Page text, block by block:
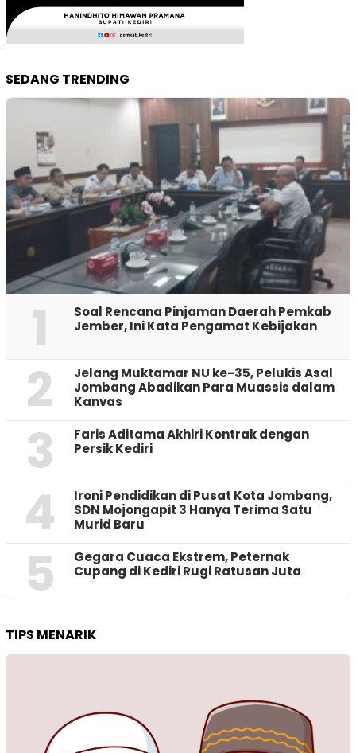
SEDANG TRENDING
1
‎Soal Rencana Pinjaman Daerah Pemkab
Jember, Ini Kata Pengamat Kebijakan ‎
2
Jelang Muktamar NU ke-35, Pelukis Asal
Jombang Abadikan Para Muassis dalam
Kanvas
3
Faris Aditama Akhiri Kontrak dengan
Persik Kediri
4
Ironi Pendidikan di Pusat Kota Jombang,
SDN Mojongapit 3 Hanya Terima Satu
Murid Baru
5
‎Gegara Cuaca Ekstrem, Peternak
Cupang di Kediri Rugi Ratusan Juta
TIPS MENARIK